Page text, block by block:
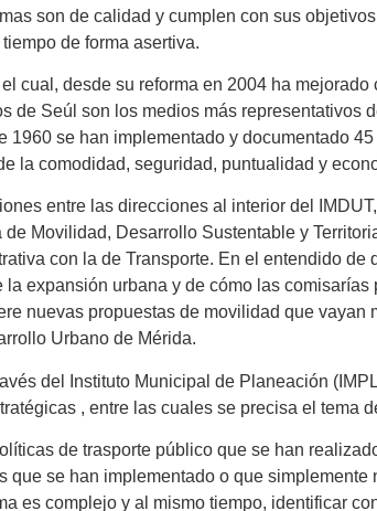
son de calidad y cumplen con sus
de forma asertiva.
cual, desde su reforma en 2004 ha
de Seúl son los medios más representativos
se han implementado y documentado
la comodidad, seguridad, puntualidad y
entre las direcciones al interior del
Movilidad, Desarrollo Sustentable y
con la de Transporte. En el entendido
expansión urbana y de cómo las
nuevas propuestas de movilidad que vayan
Urbano de Mérida.
del Instituto Municipal de Planeación
, entre las cuales se precisa el tema
de trasporte público que se han
se han implementado o que
es complejo y al mismo tiempo, identificar